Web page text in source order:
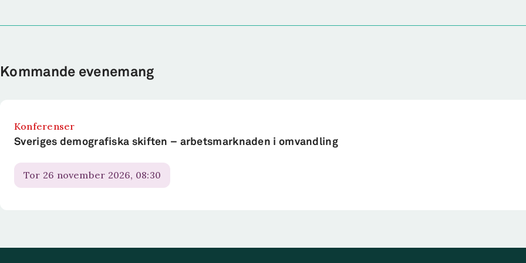
Kommande evenemang
Konferenser
Sveriges demografiska skiften – arbetsmarknaden i omvandling
tor 26 november 2026, 08:30